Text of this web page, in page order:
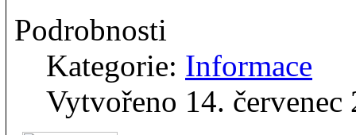
Podrobnosti
Kategorie: Informace
Vytvořeno 14. červenec